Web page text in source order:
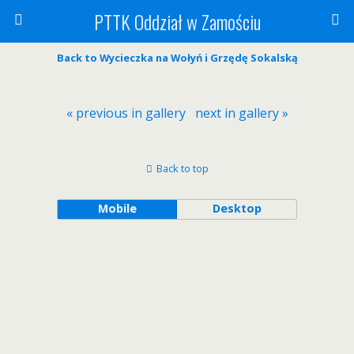
PTTK Oddział w Zamościu
Back to Wycieczka na Wołyń i Grzędę Sokalską
« previous in gallery next in gallery »
Back to top
Mobile Desktop